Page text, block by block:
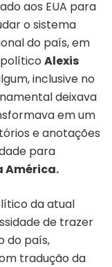
aos EUA para
o sistema
do país, em
político Alexis
inclusive no
deixava
em um
e anotações
para
América.
da atual
de trazer
do país,
tradução da